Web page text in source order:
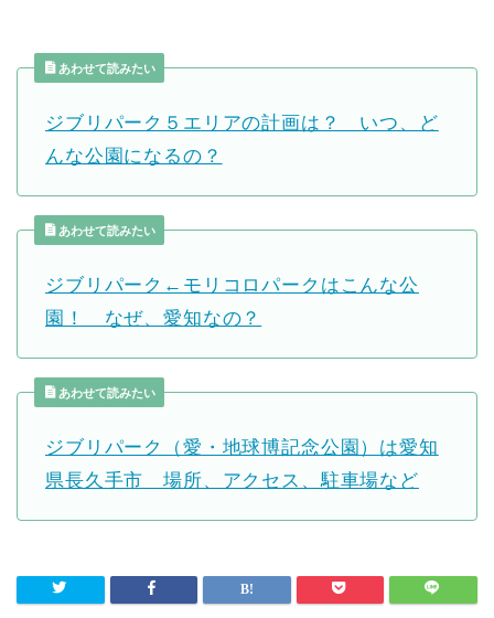
あわせて読みたい
ジブリパーク５エリアの計画は？ いつ、ど
んな公園になるの？
あわせて読みたい
ジブリパーク←モリコロパークはこんな公
園！ なぜ、愛知なの？
あわせて読みたい
ジブリパーク（愛・地球博記念公園）は愛知
県長久手市 場所、アクセス、駐車場など